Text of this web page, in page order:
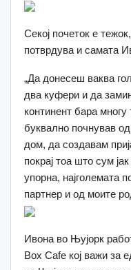
Секој почеток е
потврдува и самата
„Да донесеш ваква
два куфери и да
континент бара многу
буквално почнував
дом, да создавам
покрај тоа што сум
упорна, најголемата
партнер и од моите
Ивона во Њујорк
Box Cafe кој важи за